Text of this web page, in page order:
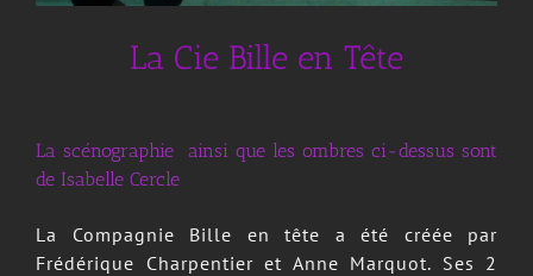
La Cie Bille en Tête
La scénographie ainsi que les ombres ci-dessus sont
de Isabelle Cercle
La Compagnie Bille en tête a été créée par
Frédérique Charpentier et Anne Marquot. Ses 2